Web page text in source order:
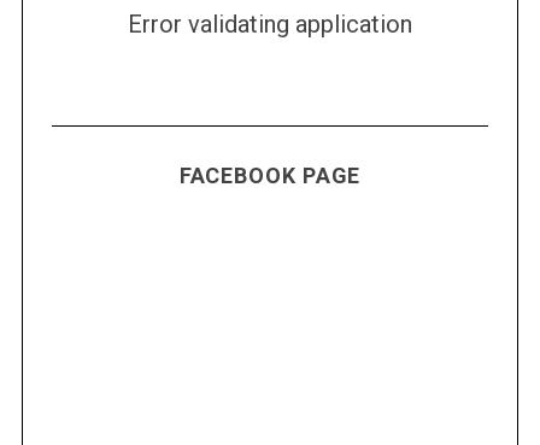
Error validating application
FACEBOOK PAGE